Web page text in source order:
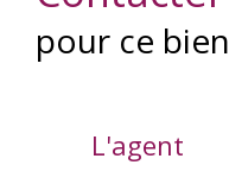
pour ce bien
L'agent